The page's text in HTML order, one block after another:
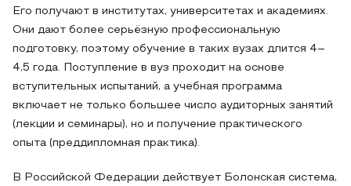
Его получают в институтах, университетах и академиях.
Они дают более серьёзную профессиональную
подготовку, поэтому обучение в таких вузах длится 4–
4,5 года. Поступление в вуз проходит на основе
вступительных испытаний, а учебная программа
включает не только большее число аудиторных занятий
(лекции и семинары), но и получение практического
опыта (преддипломная практика).
В Российской Федерации действует Болонская система,